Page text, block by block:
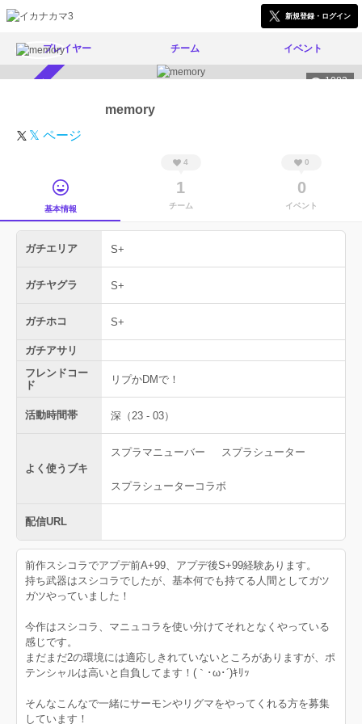
新規登録・ログイン
プレイヤー チーム イベント
1083
memory
𝕏 ページ
基本情報
4
1
チーム
0
0
イベント
ガチエリア S+
ガチヤグラ S+
ガチホコ S+
ガチアサリ
フレンドコー
ド
リプかDMで！
活動時間帯 深（23 - 03）
よく使うブキ
スプラマニューバー スプラシューター
スプラシューターコラボ
配信URL
前作スシコラでアプデ前A+99、アプデ後S+99経験あります。
持ち武器はスシコラでしたが、基本何でも持てる人間としてガツ
ガツやっていました！
今作はスシコラ、マニュコラを使い分けてそれとなくやっている
感じです。
まだまだ2の環境には適応しきれていないところがありますが、ポ
テンシャルは高いと自負してます！(｀･ω･´)ｷﾘｯ
そんなこんなで一緒にサーモンやリグマをやってくれる方を募集
しています！